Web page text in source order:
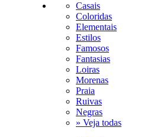
Casais
Coloridas
Elementais
Estilos
Famosos
Fantasias
Loiras
Morenas
Praia
Ruivas
Negras
» Veja todas